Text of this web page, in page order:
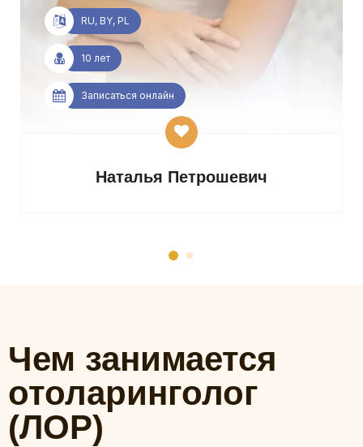
RU, BY, PL
10 лет
Записаться онлайн
Наталья Петрошевич
Чем занимается
отоларинголог
(ЛОР)